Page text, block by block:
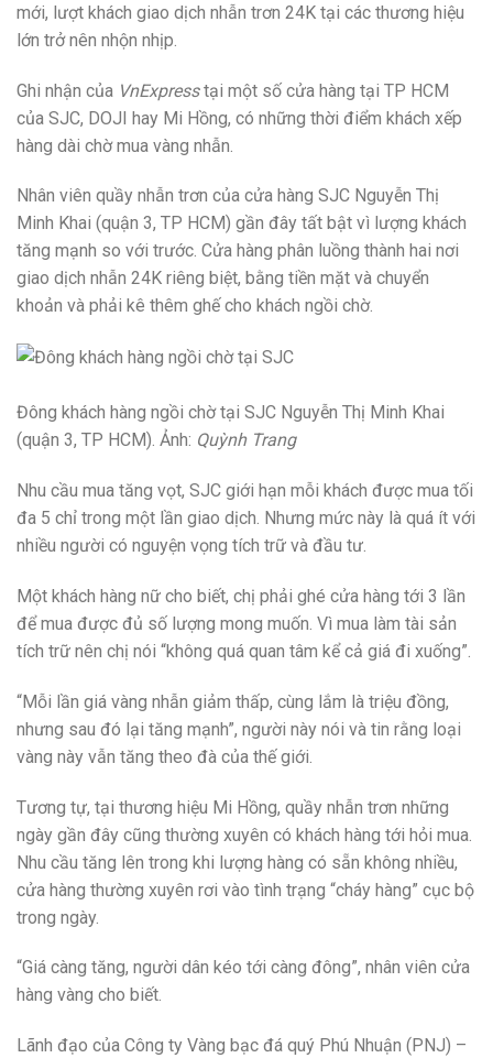
mới, lượt khách giao dịch nhẫn trơn 24K tại các thương hiệu
lớn trở nên nhộn nhịp.
Ghi nhận của VnExpresstại một số cửa hàng tại TP HCM
của SJC, DOJI hay Mi Hồng, có những thời điểm khách xếp
hàng dài chờ mua vàng nhẫn.
Nhân viên quầy nhẫn trơn của cửa hàng SJC Nguyễn Thị
Minh Khai (quận 3, TP HCM) gần đây tất bật vì lượng khách
tăng mạnh so với trước. Cửa hàng phân luồng thành hai nơi
giao dịch nhẫn 24K riêng biệt, bằng tiền mặt và chuyển
khoản và phải kê thêm ghế cho khách ngồi chờ.
Đông khách hàng ngồi chờ tại SJC Nguyễn Thị Minh Khai
(quận 3, TP HCM). Ảnh: Quỳnh Trang
Nhu cầu mua tăng vọt, SJC giới hạn mỗi khách được mua tối
đa 5 chỉ trong một lần giao dịch. Nhưng mức này là quá ít với
nhiều người có nguyện vọng tích trữ và đầu tư.
Một khách hàng nữ cho biết, chị phải ghé cửa hàng tới 3 lần
để mua được đủ số lượng mong muốn. Vì mua làm tài sản
tích trữ nên chị nói “không quá quan tâm kể cả giá đi xuống”.
“Mỗi lần giá vàng nhẫn giảm thấp, cùng lắm là triệu đồng,
nhưng sau đó lại tăng mạnh”, người này nói và tin rằng loại
vàng này vẫn tăng theo đà của thế giới.
Tương tự, tại thương hiệu Mi Hồng, quầy nhẫn trơn những
ngày gần đây cũng thường xuyên có khách hàng tới hỏi mua.
Nhu cầu tăng lên trong khi lượng hàng có sẵn không nhiều,
cửa hàng thường xuyên rơi vào tình trạng “cháy hàng” cục bộ
trong ngày.
“Giá càng tăng, người dân kéo tới càng đông”, nhân viên cửa
hàng vàng cho biết.
Lãnh đạo của Công ty Vàng bạc đá quý Phú Nhuận (PNJ) –